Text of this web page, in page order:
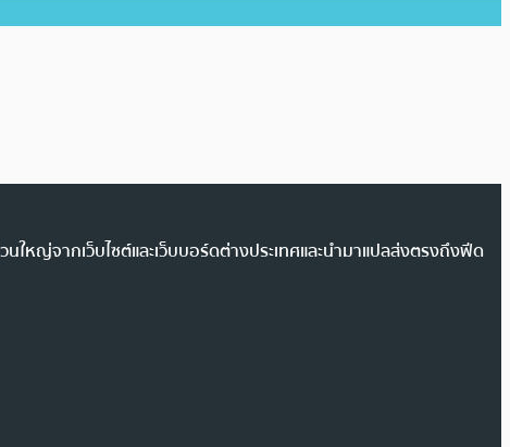
ใหญ่จากเว็บไซต์และเว็บบอร์ดต่างประเทศและนำมาแปลส่งตรงถึงฟีด